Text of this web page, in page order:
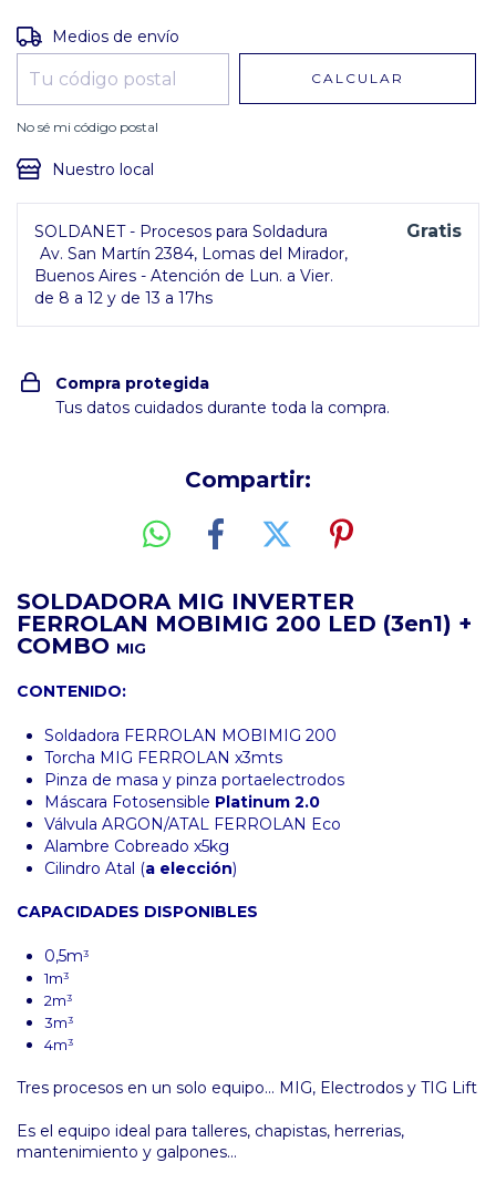
Entregas para el CP:
Medios de envío
CALCULAR
No sé mi código postal
Nuestro local
SOLDANET - Procesos para Soldadura
Av. San Martín 2384, Lomas del Mirador,
Buenos Aires - Atención de Lun. a Vier.
de 8 a 12 y de 13 a 17hs
Gratis
Compra protegida
Tus datos cuidados durante toda la compra.
Compartir:
SOLDADORA MIG INVERTER
FERROLAN MOBIMIG 200 LED (3en1) +
COMBO MIG
CONTENIDO:
Soldadora FERROLAN MOBIMIG 200
Torcha MIG FERROLAN x3mts
Pinza de masa y pinza portaelectrodos
Máscara Fotosensible Platinum 2.0
Válvula ARGON/ATAL FERROLAN Eco
Alambre Cobreado x5kg
Cilindro Atal (a elección)
CAPACIDADES DISPONIBLES
0,5m³
1m³
2m³
3m³
4m³
Tres procesos en un solo equipo... MIG, Electrodos y TIG Lift
Es el equipo ideal para talleres, chapistas, herrerias,
mantenimiento y galpones...